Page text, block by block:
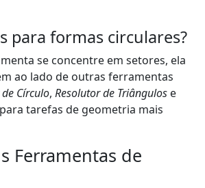
para formas circulares?
se concentre em setores, ela
ao lado de outras ferramentas
Círculo, Resolutor de Triângulos e
para tarefas de geometria mais
Ferramentas de